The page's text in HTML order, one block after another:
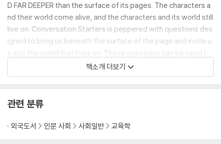
D FAR DEEPER than the surface of its pages. The characters a
nd their world come alive, and the characters and its world still
live on. Conversation Starters is peppered with questions des
igned to bring us beneath the surface of the page and invite u
s into the world that lives on. These questions can be used t
o.. Create Hours of Conversation: a￠ Promote an atmospher
e of discussion for groups a￠ Foster a deeper understanding
ally or corporately a￠ Explore unseen realms of the book as n
y is an independent resource meant to supplement the origin
책소개 더보기
관련 분류
외국도서 인문 사회 사회일반 교육학